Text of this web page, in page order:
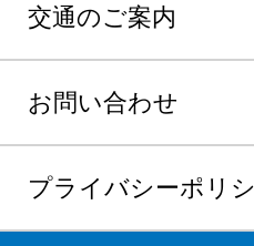
交通のご案内
お問い合わせ
プライバシーポリ